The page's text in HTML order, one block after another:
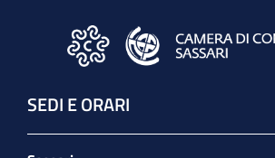
SEDI E ORARI